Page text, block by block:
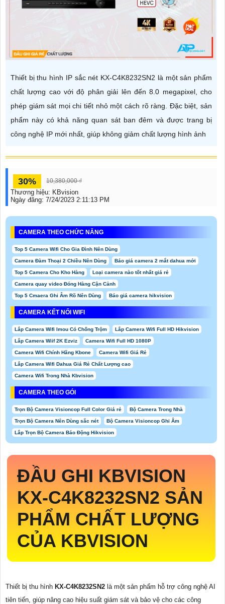
Thiết bị thu hình IP sắc nét KX-C4K8232SN2 là một sản phẩm
chất lượng cao với độ phân giải lên đến 8.0 megapixel, cho
phép giám sát mọi chi tiết nhỏ một cách rõ ràng. Đặc biệt, sản
phẩm này có khả năng quan sát ban đêm và được trang bị
công nghệ IP mới nhất, giúp không giảm chất lượng hình ảnh
30% 10,380,000 ₫
Thương hiệu: KBvision
Ngày đăng: 7/24/2023 2:11:13 PM
CAMERA THEO CHỨC NĂNG
Top 5 Camera Wifi Cho Gia Đình Nên Dùng
Camera Đàm Thoại 2 Chiều Nên Dùng Báo giá camera 2 mắt dahua mới
Top 5 Camera Cho Kho Hàng Loại camera nào tốt nhất giá rẻ
Camera quay video Đóng Hàng Cận Cảnh
Top 5 Cmaera Ghi Âm Rõ Nên Dùng Báo giá camera hikvision
CAMERA KẾT NỐI WIFI
Lắp Camera Wifi Imou Có Chống Trộm Lắp Camera Wifi Full HD Hikvision
Lắp Camera Wiif 2K Ezviz Camera Wifi Full HD 1080P
Camera Wifi Chính Hãng Kbone Camera Wifi Giá Rẻ
Lắp Camera Wifi Dahua Giá Rẻ Chất Lượng cao
Camera Wifi Trong Nhà Kbvision
CAMERA THEO GÓI
Trọn Bộ Camera Visioncop Full Color Giá rẻ Bộ Camera Trong Nhà
Trọn Bộ Camera Nên Dùng sắc nét Bộ Camera Visioncop Ghi Âm
Lắp Trọn Bộ Camera Báo Động Hikvision
ĐẦU GHI KBVISION
KX-C4K8232SN2 SẢN
PHẨM CHẤT LƯỢNG
CỦA KBVISION
Thiết bị thu hình KX-C4K8232SN2 là một sản phẩm hỗ trợ công nghệ AI
tiên tiến, giúp nâng cao hiệu suất giám sát và bảo vệ cho các công